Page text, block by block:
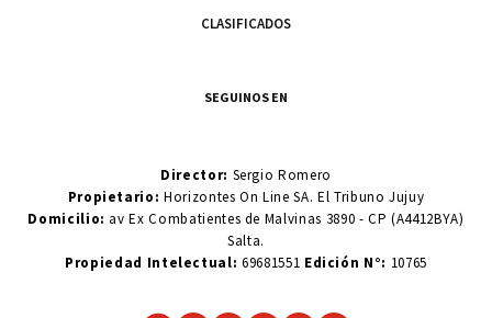
CLASIFICADOS
SEGUINOS EN
Director: Sergio Romero
Propietario:Horizontes On Line SA. El Tribuno Jujuy
Domicilio: av Ex Combatientes de Malvinas 3890 - CP (A4412BYA)
Salta.
Propiedad Intelectual: 69681551 Edición N°: 10765